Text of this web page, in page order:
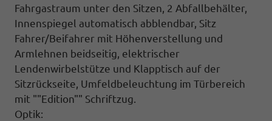
Fahrgastraum unter den Sitzen, 2 Abfallbehälter,
Innenspiegel automatisch abblendbar, Sitz
Fahrer/Beifahrer mit Höhenverstellung und
Armlehnen beidseitig, elektrischer
Lendenwirbelstütze und Klapptisch auf der
Sitzrückseite, Umfeldbeleuchtung im Türbereich
mit ""Edition"" Schriftzug.
Optik: